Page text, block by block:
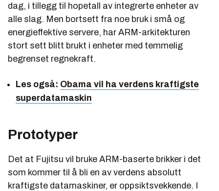
dag, i tillegg til hopetall av integrerte enheter av
alle slag. Men bortsett fra noe bruk i små og
energieffektive servere, har ARM-arkitekturen
stort sett blitt brukt i enheter med temmelig
begrenset regnekraft.
Les også: Obama vil ha verdens kraftigste
superdatamaskin
Prototyper
Det at Fujitsu vil bruke ARM-baserte brikker i det
som kommer til å bli en av verdens absolutt
kraftigste datamaskiner, er oppsiktsvekkende. I